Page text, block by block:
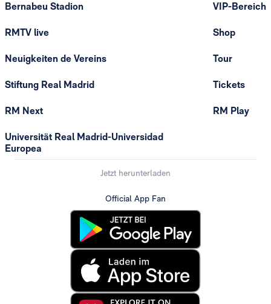
Bernabeu Stadion
RMTV live
Neuigkeiten de Vereins
Stiftung Real Madrid
RM Next
Universität Real Madrid-Universidad
Europea
VIP-Bereich
Shop
Tour
Tickets
RM Play
Jetzt herunterladen
Official App Fan